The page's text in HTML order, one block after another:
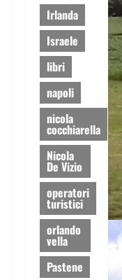
Irlanda
Israele
libri
napoli
nicola
cocchiarella
Nicola
De Vizio
operatori
turistici
orlando
vella
Pastene